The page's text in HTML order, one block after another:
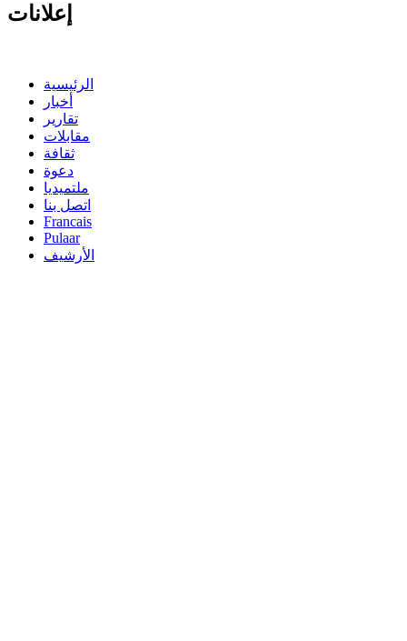
إعلانات
الرئيسية
أخبار
تقارير
مقابلات
ثقافة
دعوة
ملتميديا
اتصل بنا
Francais
Pulaar
الأرشيف